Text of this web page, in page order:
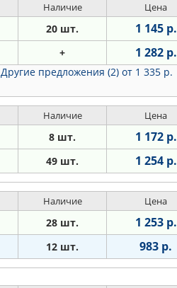
Наличие Цена
20 шт. 1 145 р.
+ 1 282 р.
Другие предложения (2) от 1 335 р.
Наличие Цена
8 шт. 1 172 р.
49 шт. 1 254 р.
Наличие Цена
28 шт. 1 253 р.
12 шт. 983 р.